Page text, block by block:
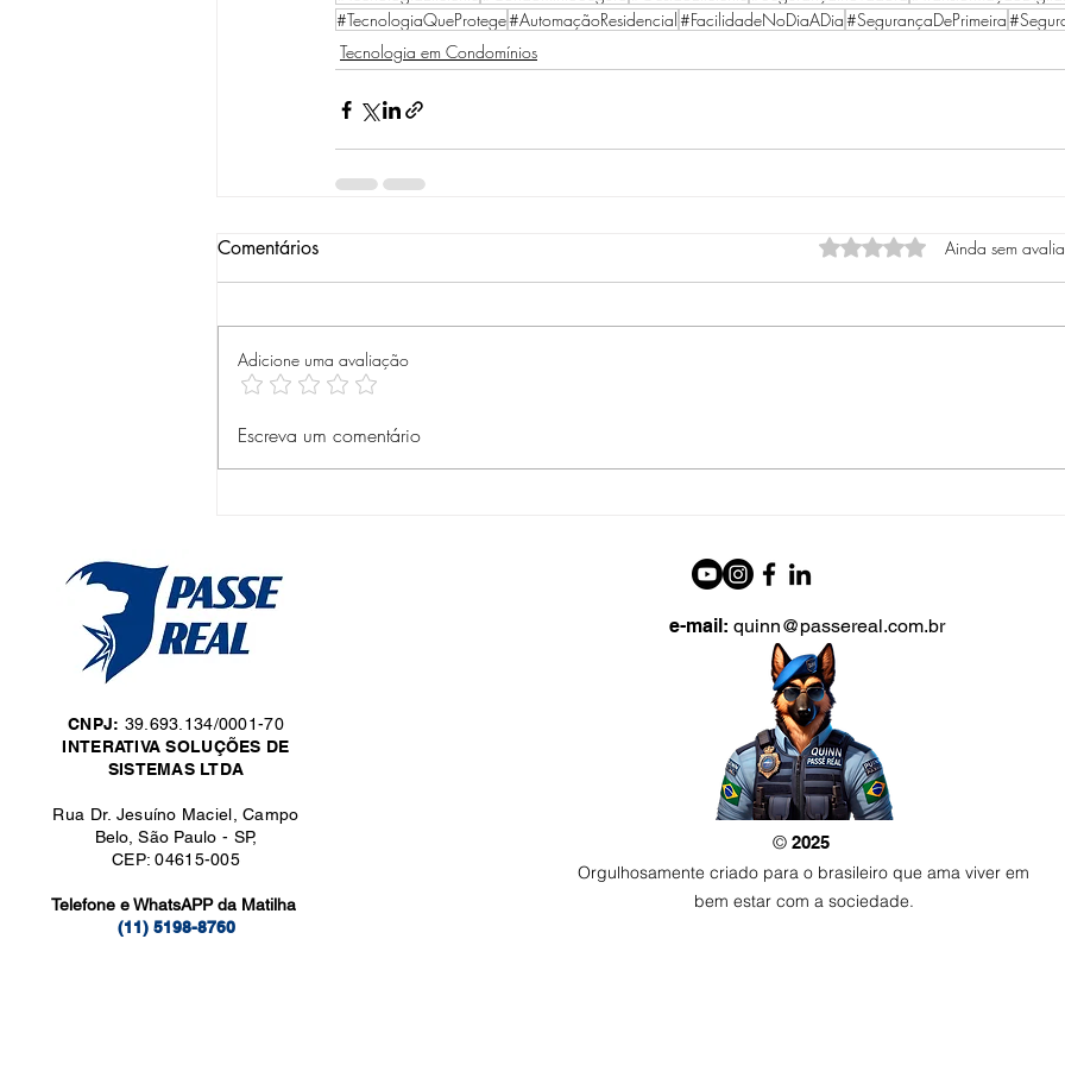
#TecnologiaQueProtege#AutomaçãoResidencial #FacilidadeNoDiaADia#SegurançaDePrimeira
Tecnologia em Condomínios
Comentários Avaliado com 0 de 5
Ainda sem
Adicione uma avaliação
Escreva um comentário
CNPJ: 39.693.134/0001-70
INTERATIVA SOLUÇÕES DE
SISTEMAS LTDA
Rua Dr. Jesuíno Maciel, Campo
Belo, São Paulo - SP,
CEP: 04615-005
Telefone e WhatsAPP da Matilha
(11) 5198-8760
e-mail: quinn@passereal.com.br
©2025
Orgulhosamente criado para o brasileiro que ama viver em
bem estar com a sociedade.